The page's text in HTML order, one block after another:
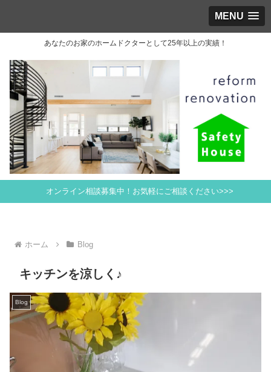
MENU
あなたのお家のホームドクターとして25年以上の実績！
オンライン相談募集中！お気軽にご相談ください>>>
ホーム Blog
キッチンを涼しく♪
Blog